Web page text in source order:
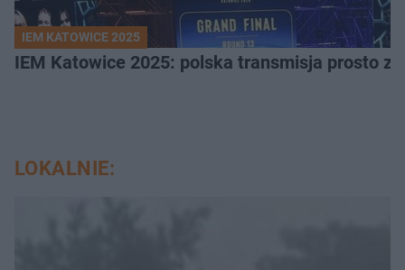
IEM KATOWICE 2025
IEM Katowice 2025: polska transmisja prosto
LOKALNIE: